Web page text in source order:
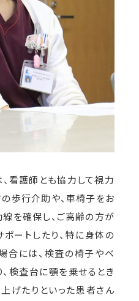
看護師とも協力して視力
歩行介助や、車椅子をお
を確保し、ご高齢の方が
ートしたり、特に身体の
合には、検査の椅子やベ
検査台に顎を乗せるとき
げたりといった患者さん